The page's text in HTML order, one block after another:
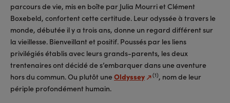
parcours de vie, mis en boîte par Julia Mourri et Clément
Boxebeld, confortent cette certitude. Leur odyssée à travers le
monde, débutée il y a trois ans, donne un regard différent sur
la vieillesse. Bienveillant et positif. Poussés par les liens
privilégiés établis avec leurs grands-parents, les deux
trentenaires ont décidé de s’embarquer dans une aventure
hors du commun. Ou plutôt uneOldyssey (1), nom de leur
périple profondément humain.